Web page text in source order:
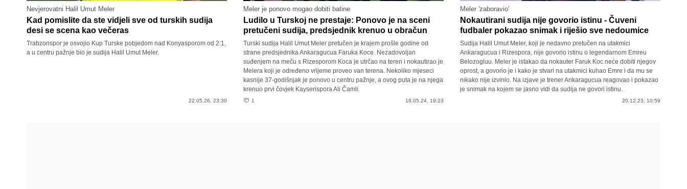
Nevjerovatni Halil Umut Meler
Kad pomislite da ste vidjeli sve od turskih sudija
desi se scena kao večeras
Trabzonspor je osvojio Kup Turske pobjedom nad Konyasporom od 2:1,
a u centru pažnje bio je sudija Halil Umut Meler.
22.05.26. 23:30
Meler je ponovo mogao dobiti batine
Ludilo u Turskoj ne prestaje: Ponovo je na sceni
pretučeni sudija, predsjednik krenuo u obračun
Turski sudija Halil Umut Meler pretučen je krajem prošle godine od
strane predsjednika Ankaragucua Faruka Koce. Nezadovoljan
suđenjem na meču s Rizesporom Koca je utrčao na teren i nokautirao je
Melera koji je određeno vrijeme proveo van terena. Nekoliko mjeseci
kasnije 37-godišnjak je ponovo u centru pažnje, a ovog puta je na njega
krenuo prvi čovjek Kayserispora Ali Čamli.
1 18.05.24. 19:23
Meler 'zaboravio'
Nokautirani sudija nije govorio istinu - Čuveni
fudbaler pokazao snimak i riješio sve nedoumice
Sudija Halil Umut Meler, koji je nedavno pretučen na utakmici
Ankaragucua i Rizespora, nije govorio istinu o legendarnom Emreu
Belozogluu. Meler je istakao da nokauter Faruk Koc neće dobiti njegov
oprost, a govorio je i kako je stvari na utakmici kuhao Emre i da mu se
nikako nije izvinio. Na izjave je trener Ankaragucua reagovao i pokazao
je snimak na kojem se jasno vidi da sudija ne govori istinu.
20.12.23. 10:59